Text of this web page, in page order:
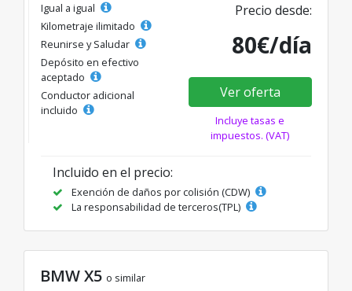
Igual a igual
Kilometraje ilimitado
Reunirse y Saludar
Depósito en efectivo
aceptado
Conductor adicional
incluido
Precio desde:
80€/día
Ver oferta
Incluye tasas e
impuestos. (VAT)
Incluido en el precio:
Exención de daños por colisión (CDW)
La responsabilidad de terceros(TPL)
BMW X5 o similar